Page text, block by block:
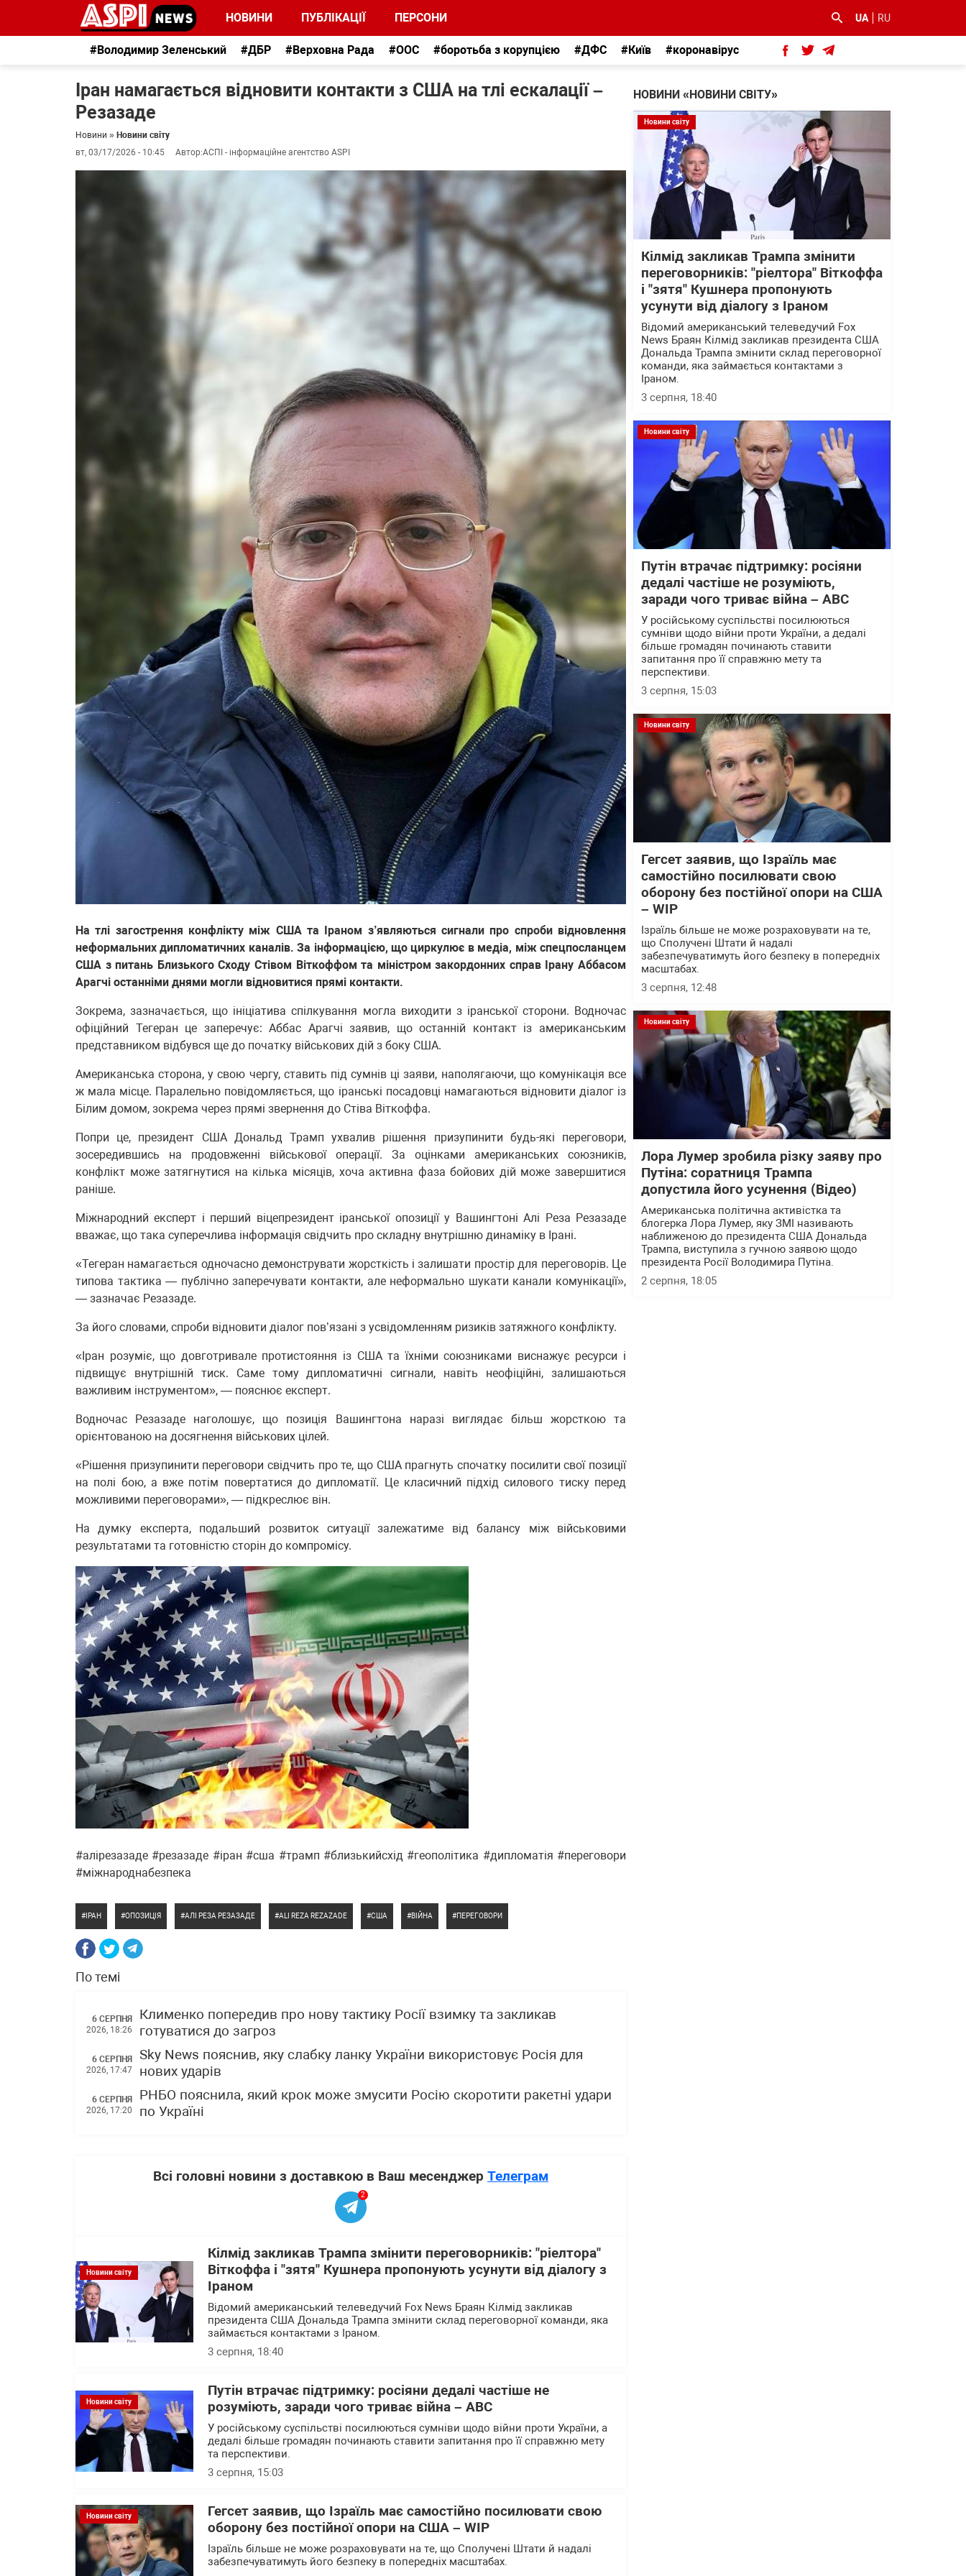
НОВИНИ ПУБЛІКАЦІЇ ПЕРСОНИ UA RU
#Володимир Зеленський #ДБР #Верховна Рада #ООС #боротьба з корупцією #ДФС #Київ #коронавірус
Іран намагається відновити контакти з США на тлі ескалації –
Резазаде
Новини » Новини світу
вт, 03/17/2026 - 10:45
Автор:АСПІ - інформаційне агентство ASPI
На тлі загострення конфлікту між США та Іраном з’являються сигнали про спроби відновлення
неформальних дипломатичних каналів. За інформацією, що циркулює в медіа, між спецпосланцем
США з питань Близького Сходу Стівом Віткоффом та міністром закордонних справ Ірану Аббасом
Арагчі останніми днями могли відновитися прямі контакти.
Зокрема, зазначається, що ініціатива спілкування могла виходити з іранської сторони. Водночас
офіційний Тегеран це заперечує: Аббас Арагчі заявив, що останній контакт із американським
представником відбувся ще до початку військових дій з боку США.
Американська сторона, у свою чергу, ставить під сумнів ці заяви, наполягаючи, що комунікація все
ж мала місце. Паралельно повідомляється, що іранські посадовці намагаються відновити діалог із
Білим домом, зокрема через прямі звернення до Стіва Віткоффа.
Попри це, президент США Дональд Трамп ухвалив рішення призупинити будь-які переговори,
зосередившись на продовженні військової операції. За оцінками американських союзників,
конфлікт може затягнутися на кілька місяців, хоча активна фаза бойових дій може завершитися
раніше.
Міжнародний експерт і перший віцепрезидент іранської опозиції у Вашингтоні Алі Реза Резазаде
вважає, що така суперечлива інформація свідчить про складну внутрішню динаміку в Ірані.
«Тегеран намагається одночасно демонструвати жорсткість і залишати простір для переговорів. Це
типова тактика — публічно заперечувати контакти, але неформально шукати канали комунікації»,
— зазначає Резазаде.
За його словами, спроби відновити діалог пов’язані з усвідомленням ризиків затяжного конфлікту.
«Іран розуміє, що довготривале протистояння із США та їхніми союзниками виснажує ресурси і
підвищує внутрішній тиск. Саме тому дипломатичні сигнали, навіть неофіційні, залишаються
важливим інструментом», — пояснює експерт.
Водночас Резазаде наголошує, що позиція Вашингтона наразі виглядає більш жорсткою та
орієнтованою на досягнення військових цілей.
«Рішення призупинити переговори свідчить про те, що США прагнуть спочатку посилити свої позиції
на полі бою, а вже потім повертатися до дипломатії. Це класичний підхід силового тиску перед
можливими переговорами», — підкреслює він.
На думку експерта, подальший розвиток ситуації залежатиме від балансу між військовими
результатами та готовністю сторін до компромісу.
#алірезазаде #резазаде #іран #сша #трамп #близькийсхід #геополітика #дипломатія #переговори
#міжнароднабезпека
ІРАН ОПОЗИЦІЯ АЛІ РЕЗА РЕЗАЗАДЕ ALI REZA REZAZADE США ВІЙНА ПЕРЕГОВОРИ
По темі
6 СЕРПНЯ
2026, 18:26
Клименко попередив про нову тактику Росії взимку та закликав
готуватися до загроз
6 СЕРПНЯ
2026, 17:47
Sky News пояснив, яку слабку ланку України використовує Росія для
нових ударів
6 СЕРПНЯ
2026, 17:20
РНБО пояснила, який крок може змусити Росію скоротити ракетні удари
по Україні
Всі головні новини з доставкою в Ваш месенджер Телеграм
2
Новини світу
Кілмід закликав Трампа змінити переговорників: "ріелтора"
Віткоффа і "зятя" Кушнера пропонують усунути від діалогу з
Іраном
Відомий американський телеведучий Fox News Браян Кілмід закликав
президента США Дональда Трампа змінити склад переговорної команди, яка
займається контактами з Іраном.
3 серпня, 18:40
Новини світу
Путін втрачає підтримку: росіяни дедалі частіше не
розуміють, заради чого триває війна – АВС
У російському суспільстві посилюються сумніви щодо війни проти України, а
дедалі більше громадян починають ставити запитання про її справжню мету
та перспективи.
3 серпня, 15:03
Новини світу
Гегсет заявив, що Ізраїль має самостійно посилювати свою
оборону без постійної опори на США – WІP
Ізраїль більше не може розраховувати на те, що Сполучені Штати й надалі
забезпечуватимуть його безпеку в попередніх масштабах.
НОВИНИ «НОВИНИ СВІТУ»
Новини світу
Кілмід закликав Трампа змінити
переговорників: "ріелтора" Віткоффа
і "зятя" Кушнера пропонують
усунути від діалогу з Іраном
Відомий американський телеведучий Fox
News Браян Кілмід закликав президента США
Дональда Трампа змінити склад переговорної
команди, яка займається контактами з
Іраном.
3 серпня, 18:40
Новини світу
Путін втрачає підтримку: росіяни
дедалі частіше не розуміють,
заради чого триває війна – АВС
У російському суспільстві посилюються
сумніви щодо війни проти України, а дедалі
більше громадян починають ставити
запитання про її справжню мету та
перспективи.
3 серпня, 15:03
Новини світу
Гегсет заявив, що Ізраїль має
самостійно посилювати свою
оборону без постійної опори на США
– WІP
Ізраїль більше не може розраховувати на те,
що Сполучені Штати й надалі
забезпечуватимуть його безпеку в попередніх
масштабах.
3 серпня, 12:48
Новини світу
Лора Лумер зробила різку заяву про
Путіна: соратниця Трампа
допустила його усунення (Відео)
Американська політична активістка та
блогерка Лора Лумер, яку ЗМІ називають
наближеною до президента США Дональда
Трампа, виступила з гучною заявою щодо
президента Росії Володимира Путіна.
2 серпня, 18:05